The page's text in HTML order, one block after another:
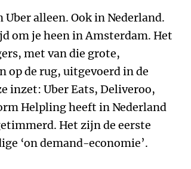
alleen. Ook in Nederland.
om je heen in Amsterdam. Het
met van die grote,
op de rug, uitgevoerd in de
inzet: Uber Eats, Deliveroo,
Helpling heeft in Nederland
Het zijn de eerste
‘on demand-economie’.